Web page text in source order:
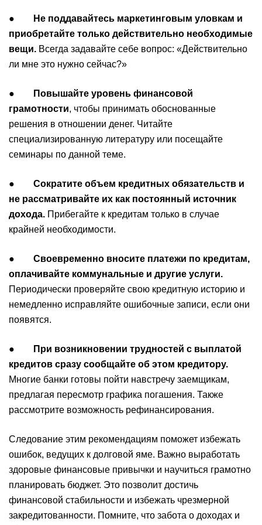
●
Не поддавайтесь маркетинговым уловкам и
приобретайте только действительно необходимые
вещи. Всегда задавайте себе вопрос: «Действительно
ли мне это нужно сейчас?»
●
Повышайте уровень финансовой
грамотности, чтобы принимать обоснованные
решения в отношении денег. Читайте
специализированную литературу или посещайте
семинары по данной теме.
● Сократите объем кредитных обязательств и
не рассматривайте их как постоянный источник
дохода. Прибегайте к кредитам только в случае
крайней необходимости.
● Своевременно вносите платежи по кредитам,
оплачивайте коммунальные и другие услуги.
Периодически проверяйте свою кредитную историю и
немедленно исправляйте ошибочные записи, если они
появятся.
●
При возникновении трудностей с выплатой
кредитов сразу сообщайте об этом кредитору.
Многие банки готовы пойти навстречу заемщикам,
предлагая пересмотр графика погашения. Также
рассмотрите возможность рефинансирования.
Следование этим рекомендациям поможет избежать
ошибок, ведущих к долговой яме. Важно выработать
здоровые финансовые привычки и научиться грамотно
планировать бюджет. Это позволит достичь
финансовой стабильности и избежать чрезмерной
закредитованности. Помните, что забота о доходах и